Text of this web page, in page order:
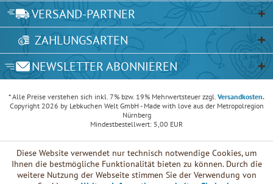
VERSAND-PARTNER
ZAHLUNGSARTEN
NEWSLETTER ABONNIEREN
* Alle Preise verstehen sich inkl. 7% bzw. 19% Mehrwertsteuer zzgl. Versandkosten.
Copyright 2026 by Lebkuchen Welt GmbH - Made with love aus der Metropolregion
Nürnberg
Mindestbestellwert: 5,00 EUR
Diese Website verwendet nur technisch notwendige Cookies, um
Ihnen die bestmögliche Funktionalität bieten zu können. Durch die
weitere Nutzung der Webseite stimmen Sie der Verwendung von